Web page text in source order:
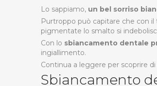
Lo sappiamo, un bel sorriso
Purtroppo può capitare che con
pigmentate lo smalto si
Con lo sbiancamento dentale
ingiallimento.
Continua a leggere per scoprire di
Sbiancamento